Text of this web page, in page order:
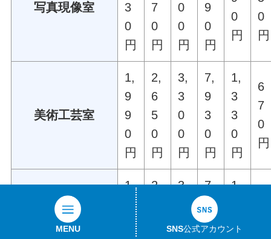
MENU SNS公式アカウント
写真現像室
3
0
円
7
0
円
0
0
円
9
0
円
0
円
0
円
美術工芸室
1,
9
9
0
円
2,
6
5
0
円
3,
3
0
0
円
7,
9
3
0
円
1,
3
3
0
円
6
7
0
円
調理実習室
1,
2,
3,
0
7,
9
3
1,
3